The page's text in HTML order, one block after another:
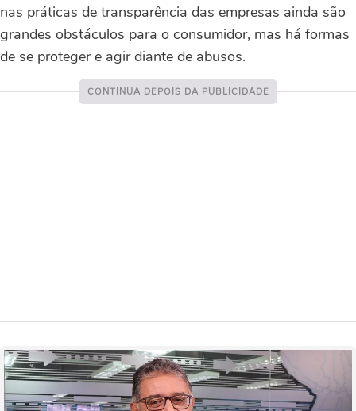
nas práticas de transparência das empresas ainda são
grandes obstáculos para o consumidor, mas há formas
de se proteger e agir diante de abusos.